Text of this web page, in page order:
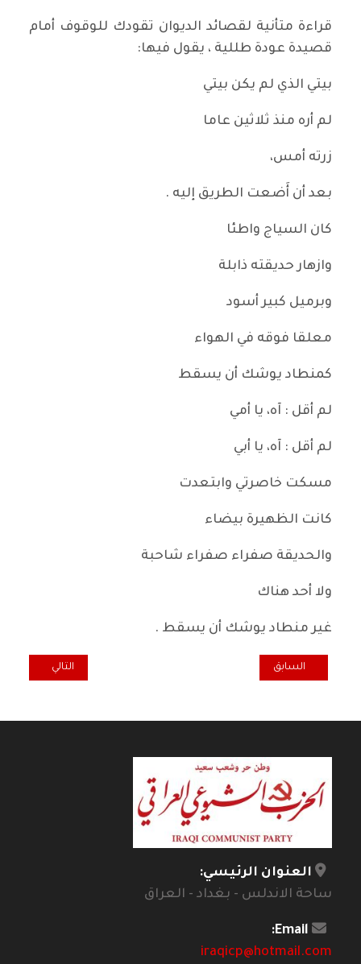
قراءة متأنية لقصائد الديوان تقودك للوقوف أمام
قصيدة عودة طللية ، يقول فيها:
بيتي الذي لم يكن بيتي
لم أره منذ ثلاثين عاما
زرته أمس،
بعد أن أَضعت الطريق إليه .
كان السياج واطئا
وازهار حديقته ذابلة
وبرميل كبير أسود
معلقا فوقه في الهواء
كمنطاد يوشك أن يسقط
لم أقل : آه، يا أمي
لم أقل : آه، يا أبي
مسكت خاصرتي وابتعدت
كانت الظهيرة بيضاء
والحديقة صفراء صفراء شاحبة
ولا أحد هناك
غير منطاد يوشك أن يسقط .
المقال السابق: نصوص الوجع
السابق المقال التالي:
التالي
العنوان الرئيسي:
ساحة الاندلس - بغداد - العراق
Email:
iraqicp@hotmail.com